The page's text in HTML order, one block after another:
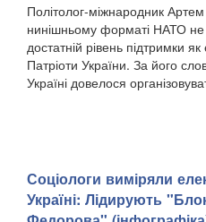
Політолог-міжнародник
нинішньому форматі НАТО не
достатній рівень підтримки
Патріоти України. За його
Україні довелося
Соціологи виміряли
Україні: ​Лідирують